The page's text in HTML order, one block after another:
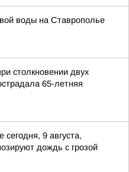
воды на Ставрополье
столкновении двух
65-летняя
9 августа,
дождь с грозой